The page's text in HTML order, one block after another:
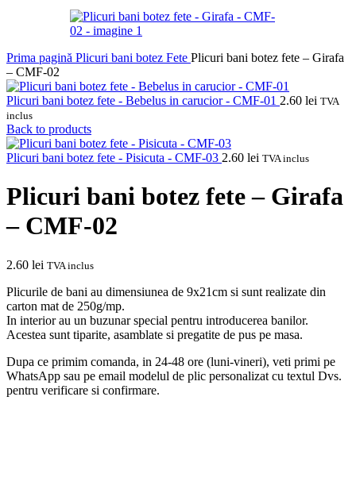
Prima pagină Plicuri bani botez Fete Plicuri bani botez fete – Girafa
– CMF-02
Plicuri bani botez fete - Bebelus in carucior - CMF-01 2.60 lei TVA
inclus
Back to products
Plicuri bani botez fete - Pisicuta - CMF-03 2.60 lei TVA inclus
Plicuri bani botez fete – Girafa
– CMF-02
2.60 lei TVA inclus
Plicurile de bani au dimensiunea de 9x21cm si sunt realizate din
carton mat de 250g/mp.
In interior au un buzunar special pentru introducerea banilor.
Acestea sunt tiparite, asamblate si pregatite de pus pe masa.
Dupa ce primim comanda, in 24-48 ore (luni-vineri), veti primi pe
WhatsApp sau pe email modelul de plic personalizat cu textul Dvs.
pentru verificare si confirmare.